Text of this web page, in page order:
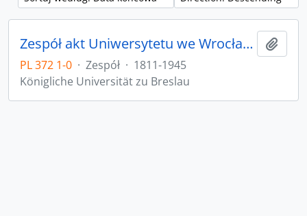
Zespół akt Uniwersytetu we Wrocławiu z lat 1811-1945
PL 372 1-0 · Zespół · 1811-1945
Königliche Universität zu Breslau